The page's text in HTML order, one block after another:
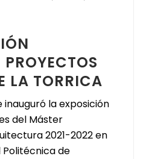
LA TORRICA
inauguró la exposición
del Máster
2021-2022 en
Politécnica de